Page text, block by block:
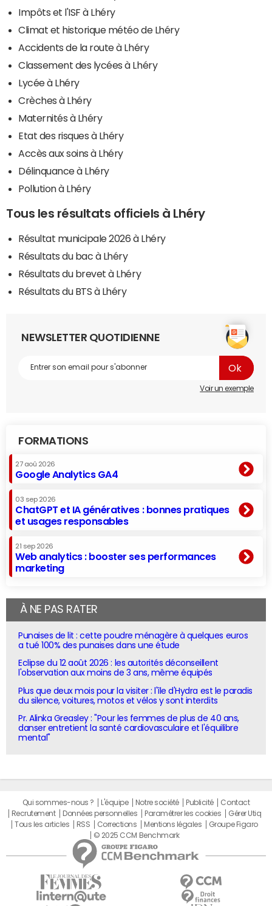
Impôts et l'ISF à Lhéry
Climat et historique météo de Lhéry
Accidents de la route à Lhéry
Classement des lycées à Lhéry
Lycée à Lhéry
Crèches à Lhéry
Maternités à Lhéry
Etat des risques à Lhéry
Accès aux soins à Lhéry
Délinquance à Lhéry
Pollution à Lhéry
Tous les résultats officiels à Lhéry
Résultat municipale 2026 à Lhéry
Résultats du bac à Lhéry
Résultats du brevet à Lhéry
Résultats du BTS à Lhéry
NEWSLETTER QUOTIDIENNE
Voir un exemple
FORMATIONS
27 aoû 2026
Google Analytics GA4
03 sep 2026
ChatGPT et IA génératives : bonnes pratiques
et usages responsables
21 sep 2026
Web analytics : booster ses performances
marketing
À NE PAS RATER
Punaises de lit : cette poudre ménagère à quelques euros
a tué 100% des punaises dans une étude
Eclipse du 12 août 2026 : les autorités déconseillent
l'observation aux moins de 3 ans, même équipés
Plus que deux mois pour la visiter : l'île d'Hydra est le paradis
du silence, voitures, motos et vélos y sont interdits
Pr. Alinka Greasley : "Pour les femmes de plus de 40 ans,
danser entretient la santé cardiovasculaire et l'équilibre
mental"
Qui sommes-nous ? L'équipe Notre société Publicité
Contact
Recrutement
Données personnelles Paramétrer les cookies
Gérer Utiq
Tous les articles
RSS Corrections Mentions légales
Groupe Figaro
© 2025 CCM Benchmark